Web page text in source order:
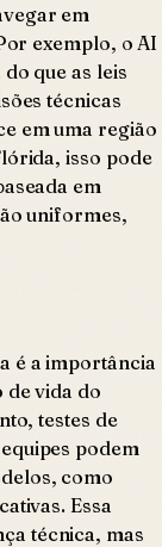
em
exemplo, o AI
que as leis
técnicas
em uma região
isso pode
em
uniformes,
é a importância
de vida do
testes de
podem
como
Essa
técnica, mas